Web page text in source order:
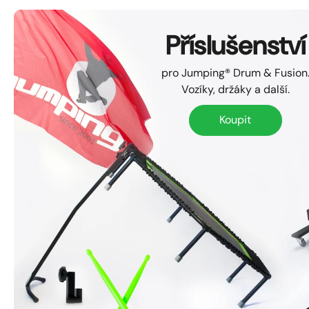
Příslušenství
pro Jumping® Drum & Fusion.
Vozíky, držáky a další.
Koupit